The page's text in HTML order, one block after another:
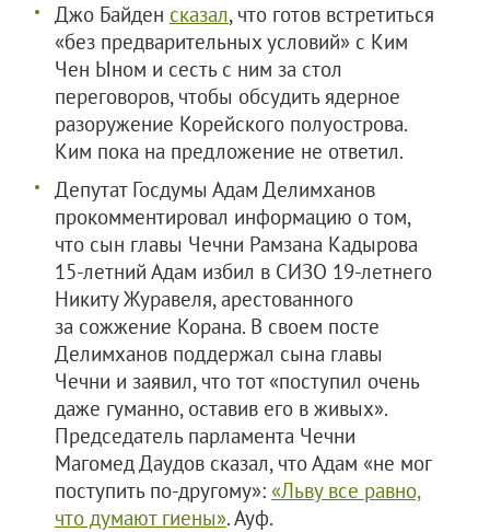
Джо Байден сказал, что готов встретиться
«без предварительных условий» с Ким
Чен Ыном и сесть с ним за стол
переговоров, чтобы обсудить ядерное
разоружение Корейского полуострова.
Ким пока на предложение не ответил.
Депутат Госдумы Адам Делимханов
прокомментировал информацию о том,
что сын главы Чечни Рамзана Кадырова
15-летний Адам избил в СИЗО 19-летнего
Никиту Журавеля, арестованного
за сожжение Корана. В своем посте
Делимханов поддержал сына главы
Чечни и заявил, что тот «поступил очень
даже гуманно, оставив его в живых».
Председатель парламента Чечни
Магомед Даудов сказал, что Адам «не мог
поступить по-другому»: «Льву все равно,
что думают гиены». Ауф.